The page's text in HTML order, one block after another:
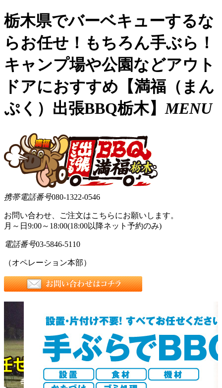
栃木県でバーベキューするな
らお任せ！もちろん手ぶら！
キャンプ場や公園などアウト
ドアにおすすめ【満福（まん
ぷく）出張BBQ栃木】MENU
携帯電話番号080-1322-0546
お問い合わせ、ご注文はこちらにお願いします。
月～日9:00～18:00(18:00以降ネット予約のみ)
電話番号03-5846-5110
（オペレーション本部）